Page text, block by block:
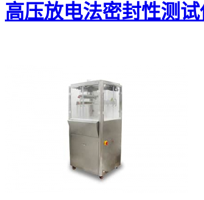
高压放电法密封性测